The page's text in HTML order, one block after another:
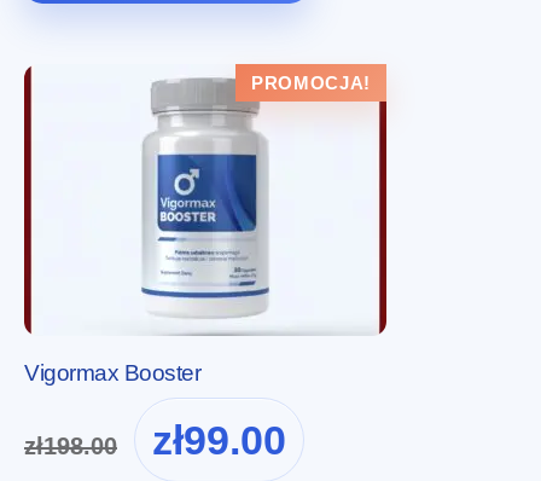
PROMOCJA!
Vigormax Booster
zł198.00
Pierwotna
cena
zł99.00
cena